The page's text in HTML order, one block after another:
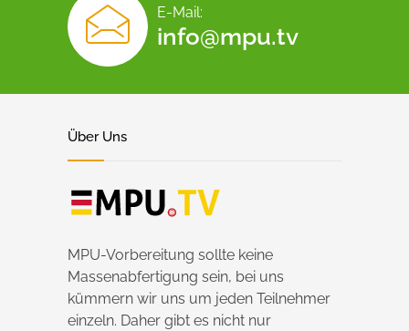
E-Mail:
info@mpu.tv
Über Uns
MPU-Vorbereitung sollte keine
Massenabfertigung sein, bei uns
kümmern wir uns um jeden Teilnehmer
einzeln. Daher gibt es nicht nur